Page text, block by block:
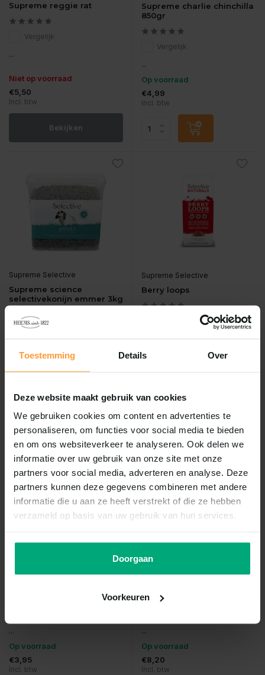
Toestemming Details Over
Deze website maakt gebruik van cookies
We gebruiken cookies om content en advertenties te
personaliseren, om functies voor social media te bieden
en om ons websiteverkeer te analyseren. Ook delen we
informatie over uw gebruik van onze site met onze
partners voor social media, adverteren en analyse. Deze
partners kunnen deze gegevens combineren met andere
informatie die u aan ze heeft verstrekt of die ze hebben
verzameld op basis van uw gebruik van hun services.
Doorgaan
Voorkeuren
Supreme reggie rat
Vergelijk
...
Niet op voorraad
€5,50
Incl. btw
Bekijken
Supreme charlie chinchilla
850gr
Vergelijk
...
Op voorraad
€4,99
Incl. btw
Supreme Selective
Supreme science
selectivekonijn emmer 3kg
stuk
Kies voor de ultieme ge...
Op voorraad
Incl. btw
Supreme Selective
Berry loops
Incl. btw
...
Op voorraad
€3,95
Incl. btw
...
Op voorraad
€8,20
Incl. btw